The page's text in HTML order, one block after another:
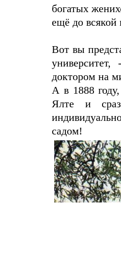
богатых
ещё до
Вот вы
доктором на
А в 1888
Ялте и
садом!